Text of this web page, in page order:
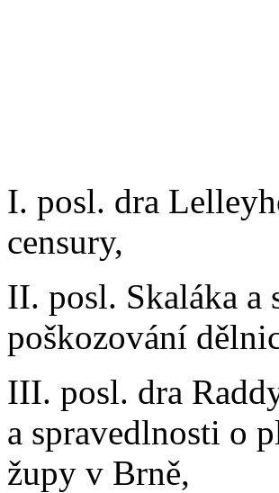
I. posl. dra
censury,
II. posl. Skaláka a
poškozování
III. posl. dra
a spravedlnosti o
župy v Brně,